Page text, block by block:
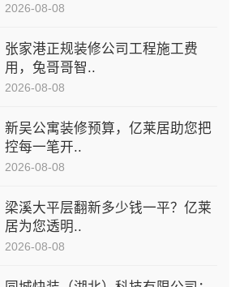
2026-08-08
张家港正规装修公司工程施工费
用，兔哥哥智..
2026-08-08
新吴公寓装修预算，亿莱居助您把
控每一笔开..
2026-08-08
梁溪大平层翻新多少钱一平？亿莱
居为您透明..
2026-08-08